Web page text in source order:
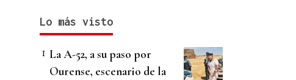
Lo más visto
La A-52, a su paso por
Ourense, escenario de la